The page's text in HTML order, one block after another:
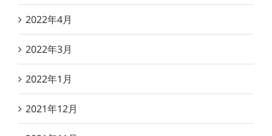
2022年4月
2022年3月
2022年1月
2021年12月